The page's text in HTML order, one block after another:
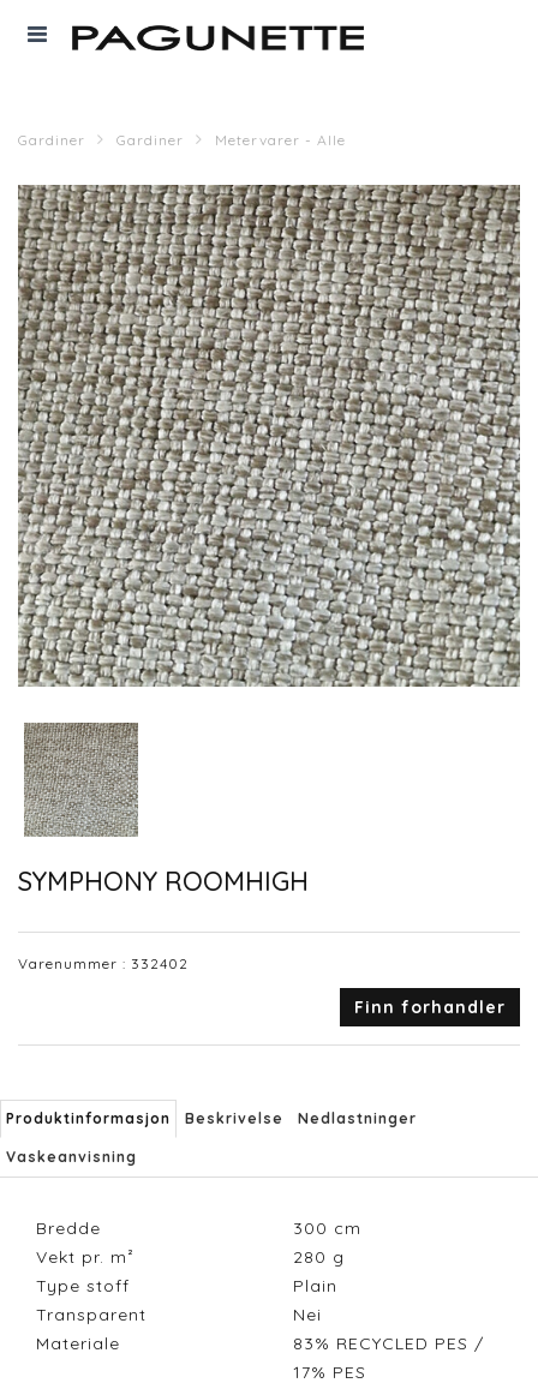
Gardiner Gardiner Metervarer - Alle
SYMPHONY ROOMHIGH
Varenummer : 332402
Finn forhandler
Produktinformasjon Beskrivelse Nedlastninger
Vaskeanvisning
Bredde 300 cm
Vekt pr. m²
280 g
Type stoff
Plain
Transparent
Nei
Materiale
83% RECYCLED PES /
17% PES